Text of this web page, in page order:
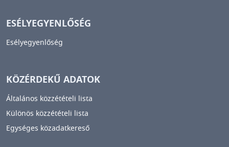
ESÉLYEGYENLŐSÉG
Esélyegyenlőség
KÖZÉRDEKŰ ADATOK
Általános közzétételi lista
Különös közzétételi lista
Egységes közadatkereső